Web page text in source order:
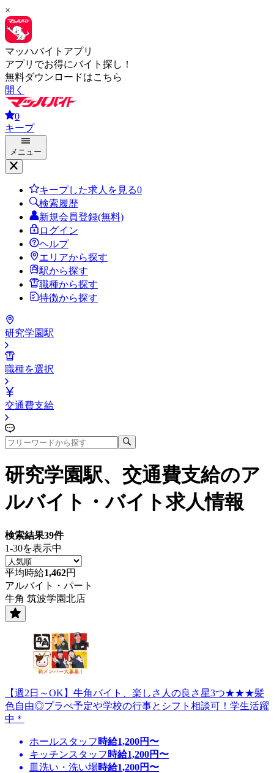
×
マッハバイトアプリ
アプリでお得にバイト探し！
無料ダウンロードはこちら
開く
0
キープ
メニュー
キープした求人を見る0
検索履歴
新規会員登録(無料)
ログイン
ヘルプ
エリアから探す
駅から探す
職種から探す
特徴から探す
研究学園駅
職種を選択
交通費支給
研究学園駅、交通費支給のア
ルバイト・バイト求人情報
検索結果39件
1-30を表示中
平均時給1,462円
アルバイト・パート
牛角 筑波学園北店
【週2日～OK】牛角バイト、楽しさ人の良さ星3つ★★★髪
色自由◎プラぺ予定や学校の行事とシフト相談可！学生活躍
中＊
ホールスタッフ 時給1,200円〜
キッチンスタッフ 時給1,200円〜
皿洗い・洗い場時給1,200円〜